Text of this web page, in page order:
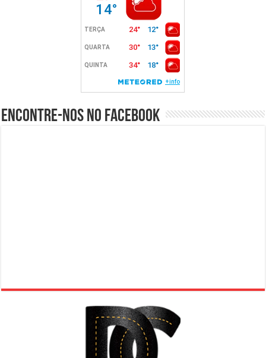
Encontre-nos no Facebook